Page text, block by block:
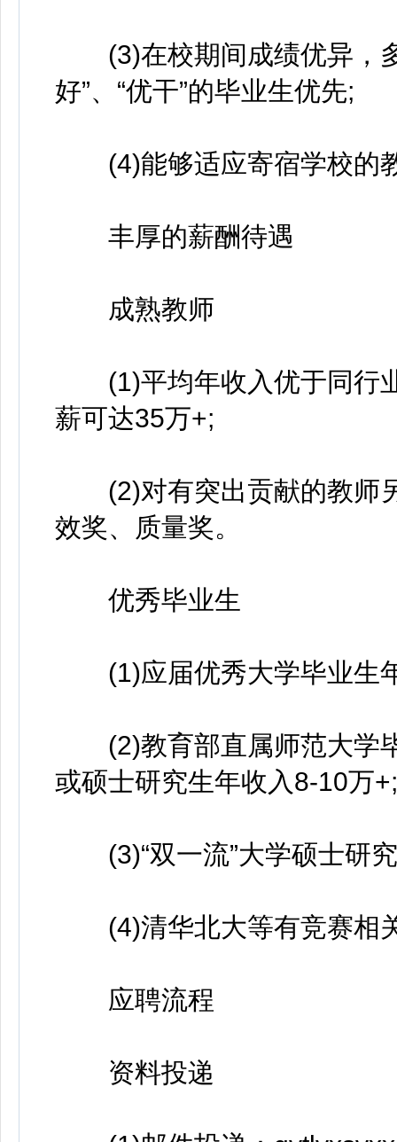
(3)在校期间成绩优异，多
好”、“优干”的毕业生优先;
(4)能够适应寄宿学校的
丰厚的薪酬待遇
成熟教师
(1)平均年收入优于同行
薪可达35万+;
(2)对有突出贡献的教师
效奖、质量奖。
优秀毕业生
(1)应届优秀大学毕业生
(2)教育部直属师范大学毕
或硕士研究生年收入8-10万+;
(3)“双一流”大学硕士研
(4)清华北大等有竞赛相
应聘流程
资料投递